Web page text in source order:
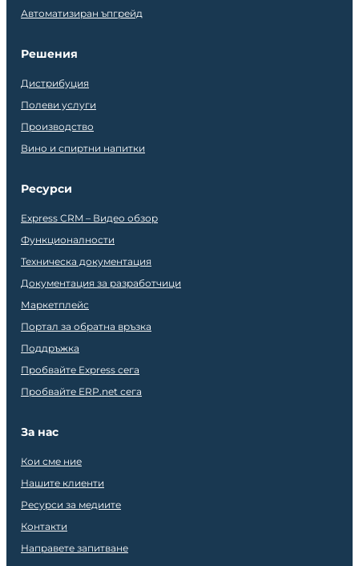
Автоматизиран ъпгрейд
Решения
Дистрибуция
Полеви услуги
Производство
Вино и спиртни напитки
Ресурси
Express CRM – Видео обзор
Функционалности
Техническа документация
Документация за разработчици
Маркетплейс
Портал за обратна връзка
Поддръжка
Пробвайте Express сега
Пробвайте ERP.net сега
За нас
Кои сме ние
Нашите клиенти
Ресурси за медиите
Контакти
Направете запитване